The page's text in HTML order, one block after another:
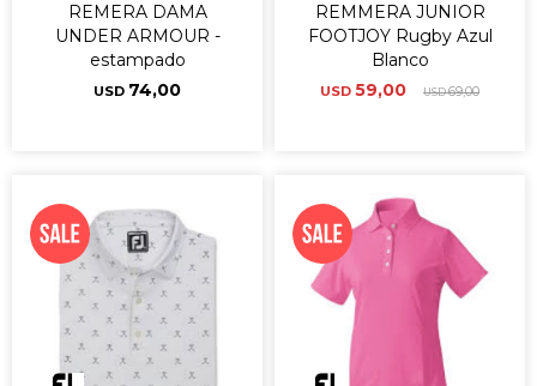
REMERA DAMA
UNDER ARMOUR -
estampado
USD 74,00
REMMERA JUNIOR
FOOTJOY Rugby Azul
Blanco
USD 59,00 USD69,00